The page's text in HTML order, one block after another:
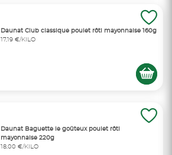
Daunat Club classique poulet rôti mayonnaise 160g
17,19 €/KILO
Daunat Baguette le goûteux poulet rôti
mayonnaise 220g
18,00 €/KILO